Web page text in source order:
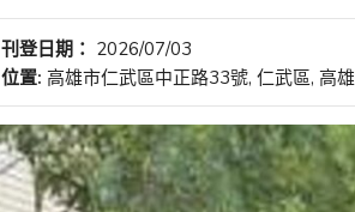
刊登日期： 2026/07/03
位置: 高雄市仁武區中正路33號, 仁武區, 高